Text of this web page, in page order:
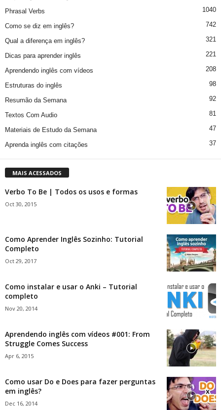
Phrasal Verbs 1040
Como se diz em inglês? 742
Qual a diferença em inglês? 321
Dicas para aprender inglês 221
Aprendendo inglês com vídeos 208
Estruturas do inglês 98
Resumão da Semana 92
Textos Com Audio 81
Materiais de Estudo da Semana 47
Aprenda inglês com citações 37
MAIS ACESSADOS
Verbo To Be | Todos os usos e formas
Oct 30, 2015
Como Aprender Inglês Sozinho: Tutorial
Completo
Oct 29, 2017
Como instalar e usar o Anki – Tutorial
completo
Nov 20, 2014
Aprendendo inglês com vídeos #001: From
Struggle Comes Success
Apr 6, 2015
Como usar Do e Does para fazer perguntas
em inglês?
Dec 16, 2014